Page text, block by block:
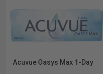
Acuvue Oasys Max 1-Day